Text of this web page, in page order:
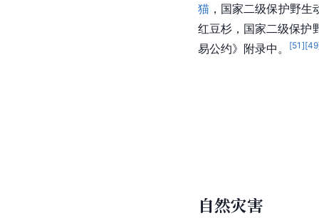
猫 ，国家二级保护野生
红豆杉，国家二级保护
易公约》附录中。
[51 ][49
自然灾害